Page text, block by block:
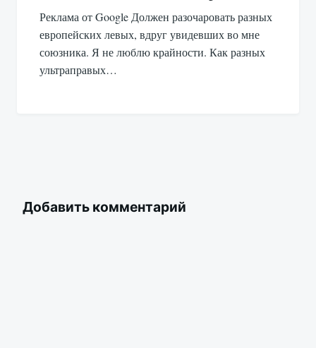
Реклама от Google Должен разочаровать разных
европейских левых, вдруг увидевших во мне
союзника. Я не люблю крайности. Как разных
ультраправых…
Добавить комментарий